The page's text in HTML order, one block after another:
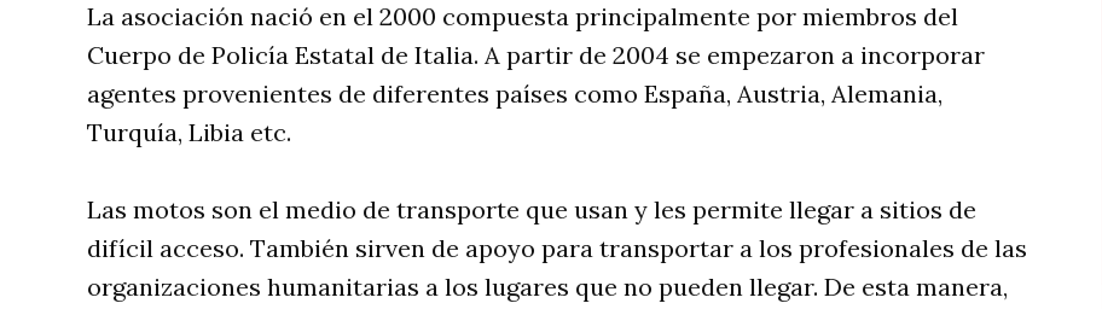
La asociación nació en el 2000 compuesta principalmente por miembros del
Cuerpo de Policía Estatal de Italia. A partir de 2004 se empezaron a incorporar
agentes provenientes de diferentes países como España, Austria, Alemania,
Turquía, Libia etc.
Las motos son el medio de transporte que usan y les permite llegar a sitios de
difícil acceso. También sirven de apoyo para transportar a los profesionales de las
organizaciones humanitarias a los lugares que no pueden llegar. De esta manera,